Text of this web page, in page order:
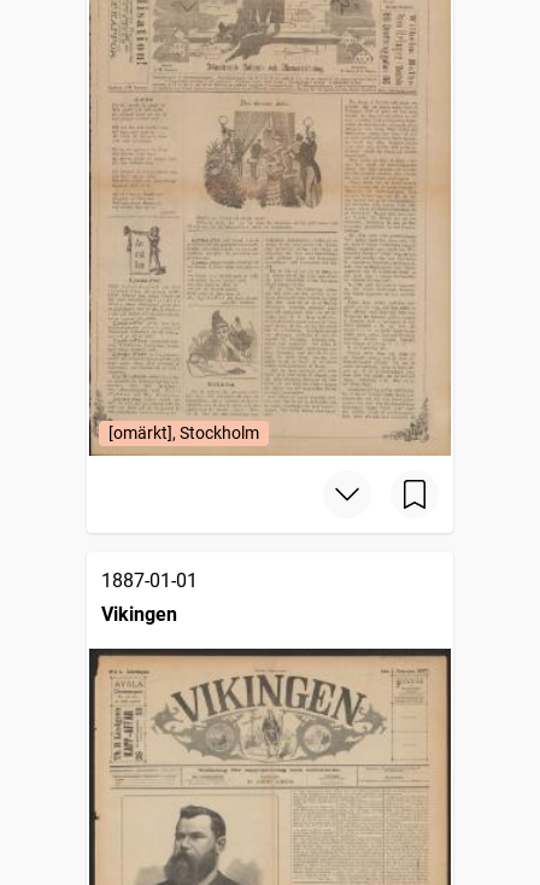
[omärkt], Stockholm
1887-01-01
Vikingen